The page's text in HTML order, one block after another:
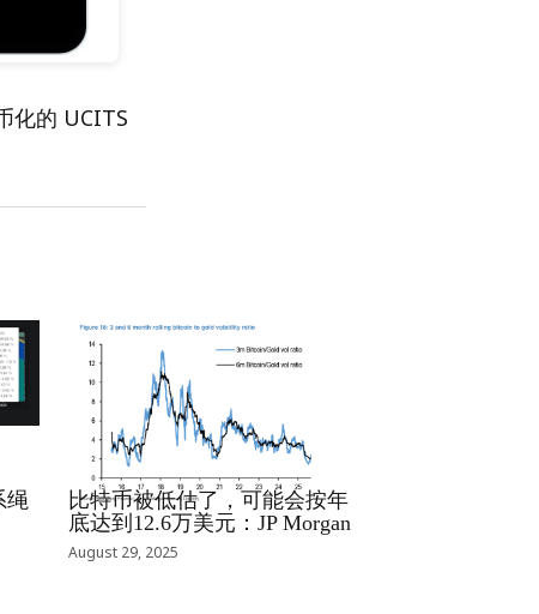
化的 UCITS
绳
RRCNEWS_ZH
比特币被低估了，可能会按年
底达到12.6万美元：JP Morgan
August 29, 2025